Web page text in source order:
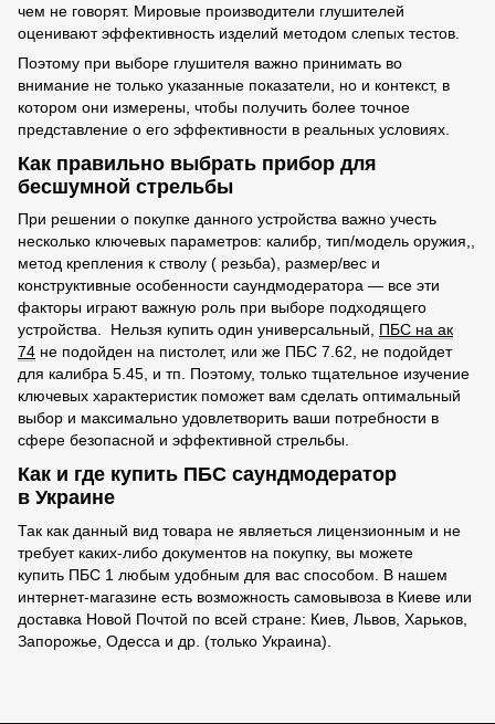
чем не говорят. Мировые производители глушителей
оценивают эффективность изделий методом слепых тестов.
Поэтому при выборе глушителя важно принимать во
внимание не только указанные показатели, но и контекст, в
котором они измерены, чтобы получить более точное
представление о его эффективности в реальных условиях.
Как правильно выбрать прибор для
бесшумной стрельбы
При решении о покупке данного устройства важно учесть
несколько ключевых параметров: калибр, тип/модель оружия,,
метод крепления к стволу ( резьба), размер/вес и
конструктивные особенности саундмодератора — все эти
факторы играют важную роль при выборе подходящего
устройства. Нельзя купить один универсальный, ПБС на ак
74 не подойден на пистолет, или же ПБС 7.62, не подойдет
для калибра 5.45, и тп. Поэтому, только тщательное изучение
ключевых характеристик поможет вам сделать оптимальный
выбор и максимально удовлетворить ваши потребности в
сфере безопасной и эффективной стрельбы.
Как и где купить ПБС саундмодератор
в Украине
Так как данный вид товара не являеться лицензионным и не
требует каких-либо документов на покупку, вы можете
купить ПБС 1 любым удобным для вас способом. В нашем
интернет-магазине есть возможность самовывоза в Киеве или
доставка Новой Почтой по всей стране: Киев, Львов, Харьков,
Запорожье, Одесса и др. (только Украина).